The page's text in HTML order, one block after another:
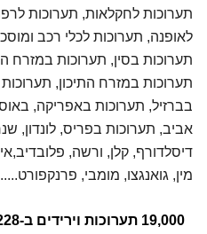
THE BEARING SHOW
גרמניה,דיסלדורף
15/09/2026-17/09/2026
תערוכה בינלאומית-מקצועית בנושא תעשיה
KIND + JUGEND
גרמניה,קלן
תערוכה בינלאומית-מקצועית בנושא ילדים
תערוכות לחקלאות, תערוכות
לאופנה, תערוכות לכלי רכב
תערוכות בסין, תערוכות במזרח
תערוכות במזרח התיכון,
בברזיל, תערוכות באפריקה,
אביב, תערוכות בפריס, לונדון,
דיסלדורף, קלן, ורשה,
מין, גואנגצו, מומבי,